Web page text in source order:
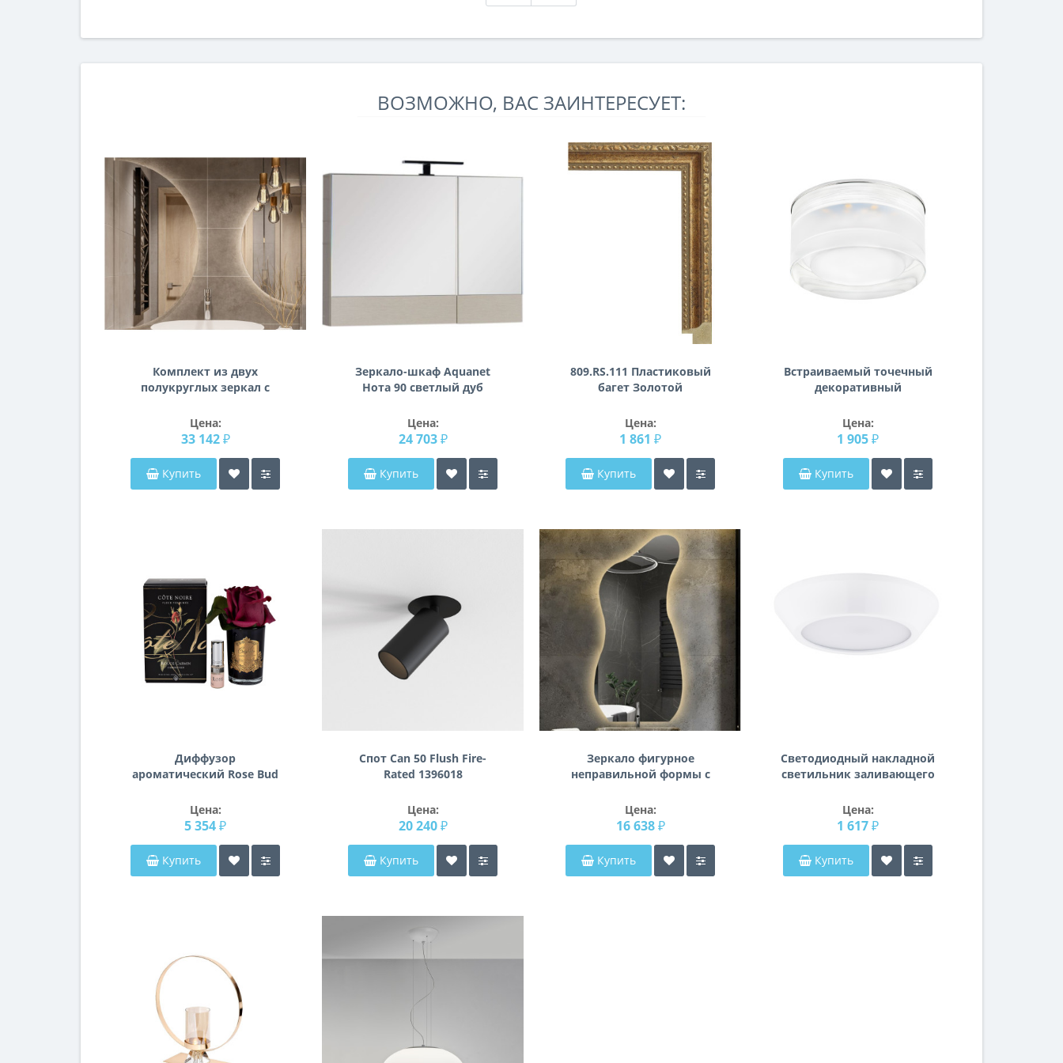
ВОЗМОЖНО, ВАС ЗАИНТЕРЕСУЕТ:
Комплект из двух
полукруглых зеркал с
Цена:
33 142 ₽
Купить
Зеркало-шкаф Aquanet
Нота 90 светлый дуб
Цена:
24 703 ₽
Купить
809.RS.111 Пластиковый
багет Золотой
Цена:
1 861 ₽
Купить
Встраиваемый точечный
декоративный
Lightstar 070234
Цена:
1 905 ₽
Купить
Диффузор
ароматический Rose Bud
Цена:
5 354 ₽
Купить
Спот Can 50 Flush Fire-
Rated 1396018
Цена:
20 240 ₽
Купить
Зеркало фигурное
неправильной формы с
Цена:
16 638 ₽
Купить
Светодиодный накладной
светильник заливающего
Lightstar 214704
Цена:
1 617 ₽
Купить